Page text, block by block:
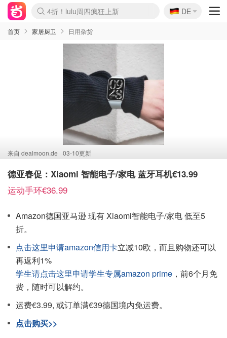
Boticinal 夏促开抢！
4折！lulu周四疯狂上新
还没结束！&OtherStories大促
Joybuy变相75折 随时失效
速领！Stanley独家85折
疑似霸哥！Camper额外叠85折
Zalando 奥莱闪促！每日更新
Moncler反季囤！5折起+叠9折
Coach Brooklyn仅€192
🇩🇪
DE
首页 家居厨卫 日用杂货
来自 dealmoon.de 03-10更新
德亚春促：Xiaomi 智能电子/家电 蓝牙耳机€13.99
运动手环€36.99
Amazon德国亚马逊 现有 Xiaomi智能电子/家电 低至5
折。
点击这里申请amazon信用卡立减10欧，而且购物还可以
再返利1%
学生请点击这里申请学生专属amazon prime ，前6个月免
费，随时可以解约。
运费€3.99, 或订单满€39德国境内免运费。
点击购买>>